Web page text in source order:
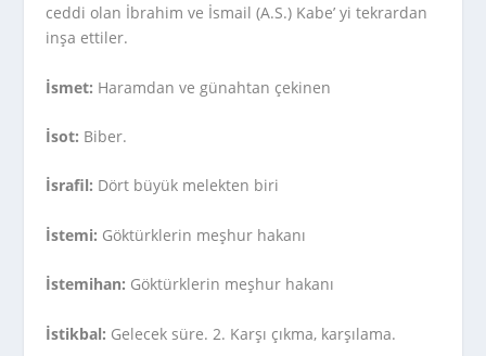
ceddi olan İbrahim ve İsmail (A.S.) Kabe’ yi tekrardan
inşa ettiler.
İsmet: Haramdan ve günahtan çekinen
İsot: Biber.
İsrafil: Dört büyük melekten biri
İstemi: Göktürklerin meşhur hakanı
İstemihan: Göktürklerin meşhur hakanı
İstikbal: Gelecek süre. 2. Karşı çıkma, karşılama.